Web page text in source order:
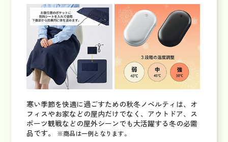
寒い季節を快適に過ごすための秋冬ノベルティは、オ
フィスやお家などの屋内だけでなく、アウトドア、ス
ポーツ観戦などの屋外シーンでも大活躍する冬の必需
品です。
※商品は一例となります。